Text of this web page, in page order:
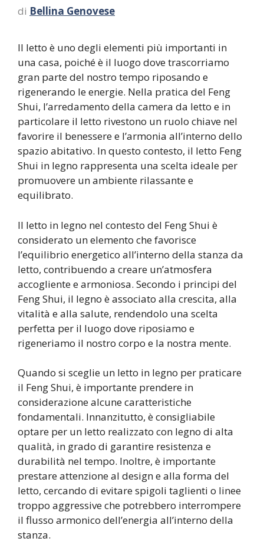
di Bellina Genovese
Il letto è uno degli elementi più importanti in
una casa, poiché è il luogo dove trascorriamo
gran parte del nostro tempo riposando e
rigenerando le energie. Nella pratica del Feng
Shui, l’arredamento della camera da letto e in
particolare il letto rivestono un ruolo chiave nel
favorire il benessere e l’armonia all’interno dello
spazio abitativo. In questo contesto, il letto Feng
Shui in legno rappresenta una scelta ideale per
promuovere un ambiente rilassante e
equilibrato.
Il letto in legno nel contesto del Feng Shui è
considerato un elemento che favorisce
l’equilibrio energetico all’interno della stanza da
letto, contribuendo a creare un’atmosfera
accogliente e armoniosa. Secondo i principi del
Feng Shui, il legno è associato alla crescita, alla
vitalità e alla salute, rendendolo una scelta
perfetta per il luogo dove riposiamo e
rigeneriamo il nostro corpo e la nostra mente.
Quando si sceglie un letto in legno per praticare
il Feng Shui, è importante prendere in
considerazione alcune caratteristiche
fondamentali. Innanzitutto, è consigliabile
optare per un letto realizzato con legno di alta
qualità, in grado di garantire resistenza e
durabilità nel tempo. Inoltre, è importante
prestare attenzione al design e alla forma del
letto, cercando di evitare spigoli taglienti o linee
troppo aggressive che potrebbero interrompere
il flusso armonico dell’energia all’interno della
stanza.